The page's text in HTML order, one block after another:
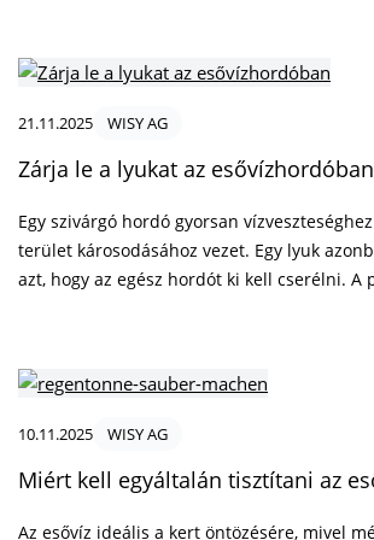
ami hosszú távon nemcsak az erőforrásokat
üzemeltetési költségeket is növeli.
21.11.2025 WISY AG
Zárja le a lyukat az esővízhordóban
Egy szivárgó hordó gyorsan
terület károsodásához vezet. Egy lyuk
azt, hogy az egész hordót ki kell cserélni. A
10.11.2025 WISY AG
Miért kell egyáltalán tisztítani az
Az esővíz ideális a kert öntözésére, mivel